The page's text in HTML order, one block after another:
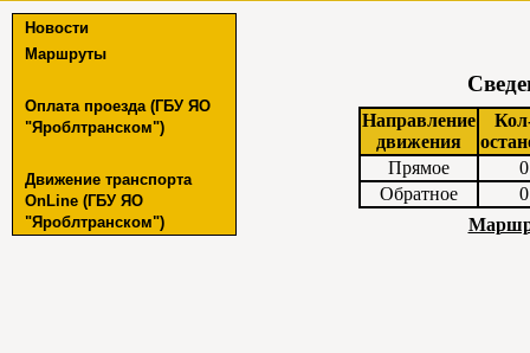
Новости
Маршруты
Оплата проезда (ГБУ ЯО
"Яроблтранском")
Движение транспорта
OnLine (ГБУ ЯО
"Яроблтранском")
Направление
движения
Прямое
0
Обратное
0